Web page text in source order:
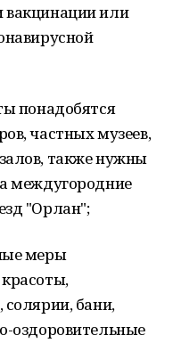
вакцинации или
понадобятся
частных музеев,
также нужны
междугородние
"Орлан";
меры
бани,
оздоровительные